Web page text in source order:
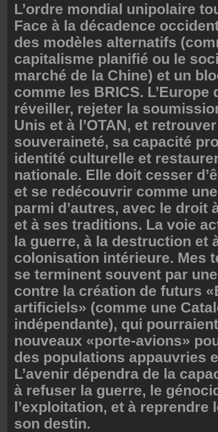
L’ordre mondial unipolaire
Face à la décadence
des modèles alternatifs
capitalisme planifié ou le
marché de la Chine) et un
comme les BRICS. L’Europe
réveiller, rejeter la
Unis et à l’OTAN, et
souveraineté, sa capacité
identité culturelle et
nationale. Elle doit cesser
et se redécouvrir comme
parmi d’autres, avec le droit
et à ses traditions. La voie
la guerre, à la destruction et
colonisation intérieure. Mes
se terminent souvent par
contre la création de futurs
artificiels» (comme une
indépendante), qui
nouveaux «porte-avions»
des populations appauvries
L’avenir dépendra de la
à refuser la guerre, le
l’exploitation, et à reprendre
son destin.